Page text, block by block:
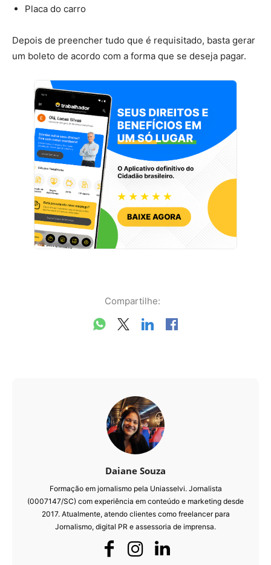
Placa do carro
Depois de preencher tudo que é requisitado, basta gerar
um boleto de acordo com a forma que se deseja pagar.
Compartilhe:
Daiane Souza
Formação em jornalismo pela Uniasselvi. Jornalista
(0007147/SC) com experiência em conteúdo e marketing desde
2017. Atualmente, atendo clientes como freelancer para
Jornalismo, digital PR e assessoria de imprensa.